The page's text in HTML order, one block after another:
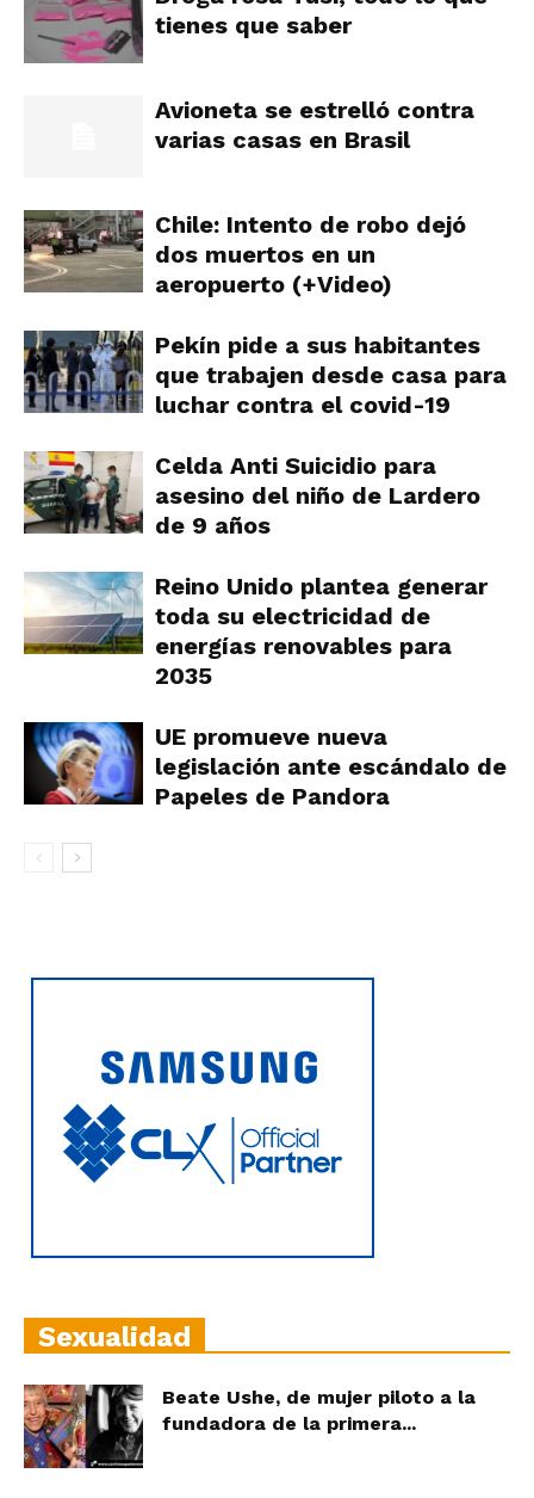
tienes que saber
Avioneta se estrelló contra
varias casas en Brasil
Chile: Intento de robo dejó
dos muertos en un
aeropuerto (+Video)
Pekín pide a sus habitantes
que trabajen desde casa para
luchar contra el covid-19
Celda Anti Suicidio para
asesino del niño de Lardero
de 9 años
Reino Unido plantea generar
toda su electricidad de
energías renovables para
2035
UE promueve nueva
legislación ante escándalo de
Papeles de Pandora
Sexualidad
Beate Ushe, de mujer piloto a la
fundadora de la primera...